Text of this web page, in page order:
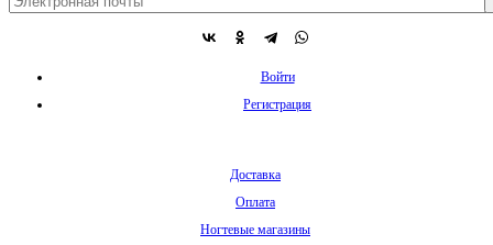
Войти
Регистрация
Доставка
Оплата
Ногтевые магазины